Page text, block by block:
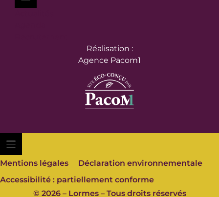
Réalisation :
Agence Pacom1
Mentions légales
Déclaration environnementale
Accessibilité : partiellement conforme
© 2026 – Lormes – Tous droits réservés